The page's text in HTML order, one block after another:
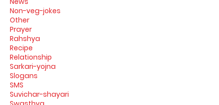
Non-veg-jokes
Other
Prayer
Rahshya
Recipe
Relationship
Sarkari-yojna
Slogans
SMS
Suvichar-shayari